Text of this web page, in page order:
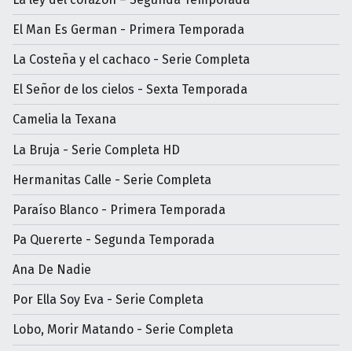
El Man Es German - Primera Temporada
La Costeña y el cachaco - Serie Completa
El Señor de los cielos - Sexta Temporada
Camelia la Texana
La Bruja - Serie Completa HD
Hermanitas Calle - Serie Completa
Paraíso Blanco - Primera Temporada
Pa Quererte - Segunda Temporada
Ana De Nadie
Por Ella Soy Eva - Serie Completa
Lobo, Morir Matando - Serie Completa